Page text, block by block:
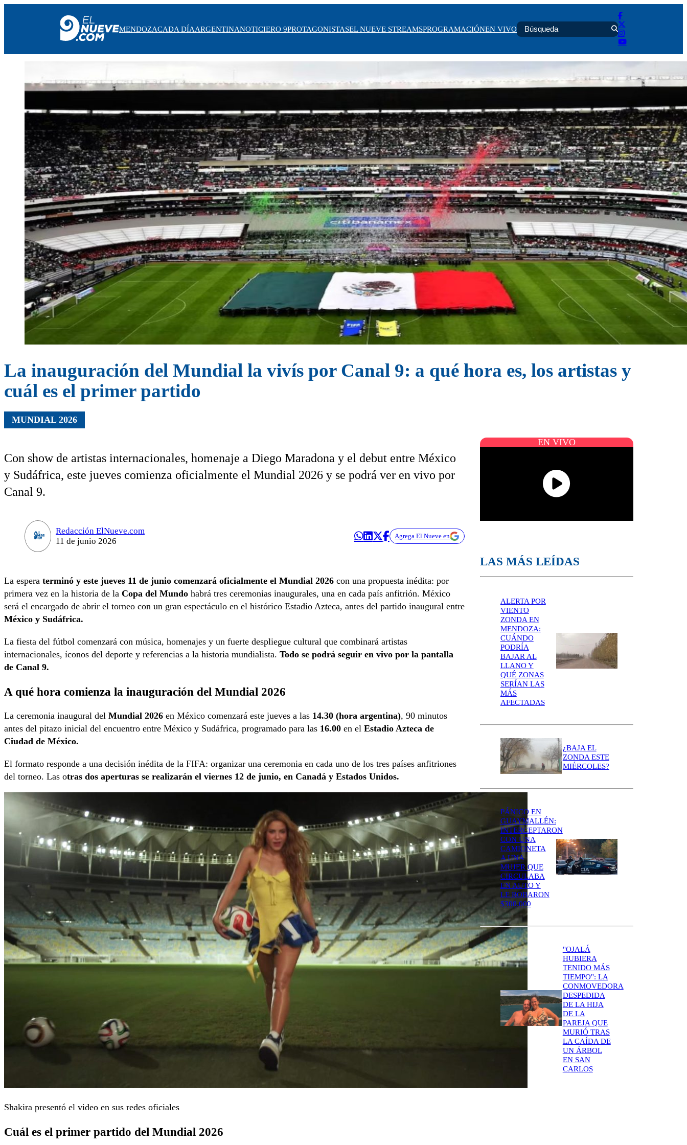
CADA DÍA
NOTICIERO 9
PROTAGONISTAS
EL NUEVE STREAMS
PROGRAMACIÓN
EN VIVO
MENDOZACADA DÍAARGENTINANOTICIERO 9PROTAGONISTASEL NUEVE STREAMSPROGRAMACIÓNEN VIVO
La inauguración del Mundial la vivís por Canal 9: a qué hora es, los artistas y
cuál es el primer partido
MUNDIAL 2026
Con show de artistas internacionales, homenaje a Diego Maradona y el debut entre México
y Sudáfrica, este jueves comienza oficialmente el Mundial 2026 y se podrá ver en vivo por
Canal 9.
Redacción ElNueve.com
11 de junio 2026
Agrega El Nueve en
La espera terminó y este jueves 11 de junio comenzará oficialmente el Mundial 2026 con una propuesta inédita: por
primera vez en la historia de la Copa del Mundo habrá tres ceremonias inaugurales, una en cada país anfitrión. México
será el encargado de abrir el torneo con un gran espectáculo en el histórico Estadio Azteca, antes del partido inaugural entre
México y Sudáfrica.
La fiesta del fútbol comenzará con música, homenajes y un fuerte despliegue cultural que combinará artistas
internacionales, íconos del deporte y referencias a la historia mundialista. Todo se podrá seguir en vivo por la pantalla
de Canal 9.
A qué hora comienza la inauguración del Mundial 2026
La ceremonia inaugural del Mundial 2026 en México comenzará este jueves a las 14.30 (hora argentina), 90 minutos
antes del pitazo inicial del encuentro entre México y Sudáfrica, programado para las 16.00 en el Estadio Azteca de
Ciudad de México.
El formato responde a una decisión inédita de la FIFA: organizar una ceremonia en cada uno de los tres países anfitriones
del torneo. Las otras dos aperturas se realizarán el viernes 12 de junio, en Canadá y Estados Unidos.
Shakira presentó el video en sus redes oficiales
Cuál es el primer partido del Mundial 2026
EN VIVO
LAS MÁS LEÍDAS
ALERTA POR
VIENTO
ZONDA EN
MENDOZA:
CUÁNDO
PODRÍA
BAJAR AL
LLANO Y
QUÉ ZONAS
SERÍAN LAS
MÁS
AFECTADAS
¿BAJA EL
ZONDA ESTE
MIÉRCOLES?
PÁNICO EN
GUAYMALLÉN:
INTERCEPTARON
CON UNA
CAMIONETA
A UNA
MUJER QUE
CIRCULABA
EN AUTO Y
LE ROBARON
$300.000
"OJALÁ
HUBIERA
TENIDO MÁS
TIEMPO": LA
CONMOVEDORA
DESPEDIDA
DE LA HIJA
DE LA
PAREJA QUE
MURIÓ TRAS
LA CAÍDA DE
UN ÁRBOL
EN SAN
CARLOS